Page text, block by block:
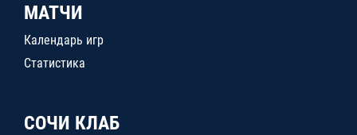
МАТЧИ
Календарь игр
Статистика
СОЧИ КЛАБ